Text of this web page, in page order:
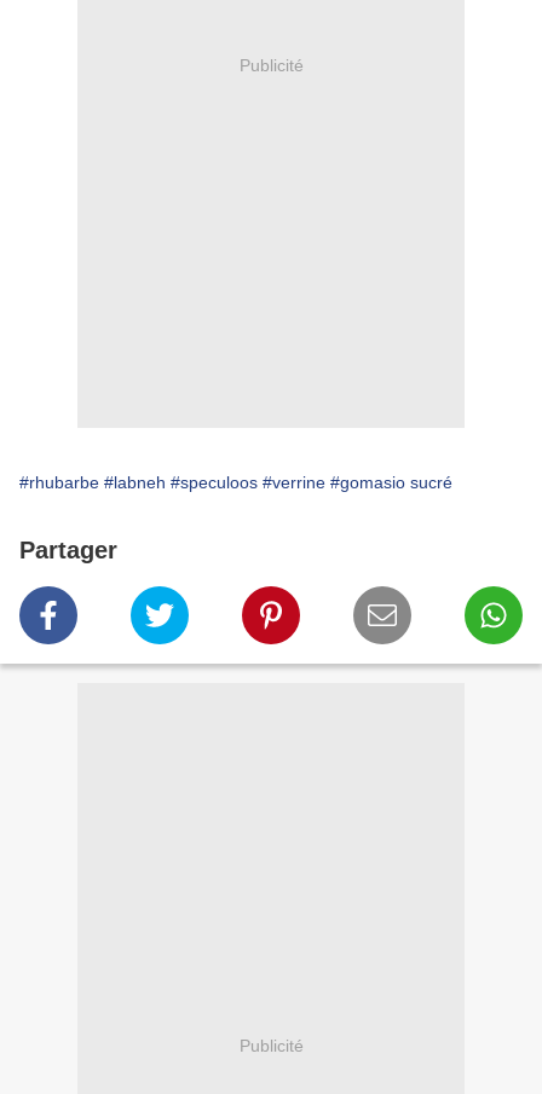
Publicité
#rhubarbe #labneh #speculoos #verrine #gomasio sucré
Partager
Publicité